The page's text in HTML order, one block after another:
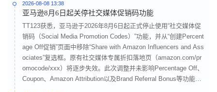
原创内容提供合规处理路径，同时帮助原创创作者维护内容权
益。随着东南亚内容电商持续发展，该功能也有助于平台进一步
明确内容使用规则和版权边界。
2026-08-08 13:38
亚马逊8月6日起关停社交媒体促销码功能
TT123获悉，亚马逊于2026年8月6日起正式停止使用“社交媒体促
销码（Social Media Promotion Codes）”功能，并从“创建Percent
age Off促销”页面中移除“Share with Amazon Influencers and Ass
ociates”复选框。原有社交媒体专属折扣落地页（amazon.com/pr
omocode/xxx）将逐步失效。此次调整并未影响Percentage Off、
Coupon、Amazon Attribution以及Brand Referral Bonus等功能，